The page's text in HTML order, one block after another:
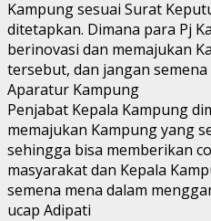
Kampung sesuai Surat
ditetapkan. Dimana para Pj
berinovasi dan memajukan
tersebut, dan jangan
Aparatur Kampung
Penjabat Kepala Kampung
memajukan Kampung yang
sehingga bisa memberikan
masyarakat dan Kepala
semena mena dalam
ucap Adipati